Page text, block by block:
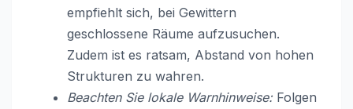
empfiehlt sich, bei Gewittern
geschlossene Räume aufzusuchen.
Zudem ist es ratsam, Abstand von hohen
Strukturen zu wahren.
Beachten Sie lokale Warnhinweise:Folgen